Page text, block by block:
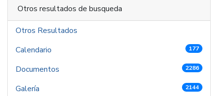
Otros resultados de busqueda
Otros Resultados
Calendario
177
Documentos 2286
Galería 2144